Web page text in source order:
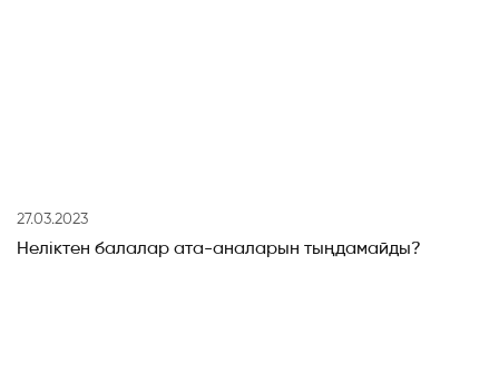
27.03.2023
Неліктен балалар ата-аналарын тыңдамайды?